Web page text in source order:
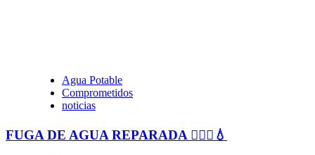
Agua Potable
Comprometidos
noticias
FUGA DE AGUA REPARADA 👷🏻‍♂️💧